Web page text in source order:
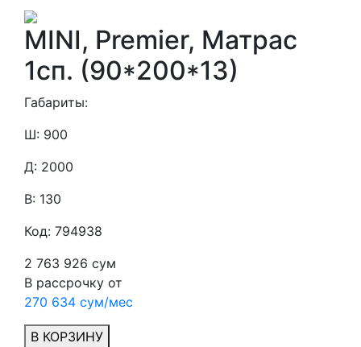
MINI, Premier, Матрас
1сп. (90*200*13)
Габариты:
Ш: 900
Д: 2000
В: 130
Код: 794938
2 763 926 сум
В рассрочку от
270 634 сум/мес
В КОРЗИНУ